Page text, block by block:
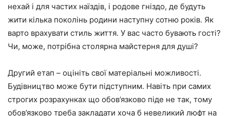
нехай і для частих наїздів, і родове гніздо, де будуть
жити кілька поколінь родини наступну сотню років. Як
варто врахувати стиль життя. У вас часто бувають гості?
Чи, може, потрібна столярна майстерня для душі?
Другий етап – оцініть свої матеріальні можливості.
Будівництво може бути підступним. Навіть при самих
строгих розрахунках що обов’язково піде не так, тому
обов’язково треба закладати хоча б невеликий люфт на